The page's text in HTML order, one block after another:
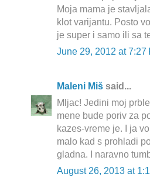
Moja mama je
klot varijantu. Posto
je super i samo ili sa
June 29, 2012 at 7:27
Maleni Miš said...
Mljac! Jedini moj
mene bude poriv za
kazes-vreme je. I ja
malo kad s prohladi
gladna. I naravno
August 26, 2013 at